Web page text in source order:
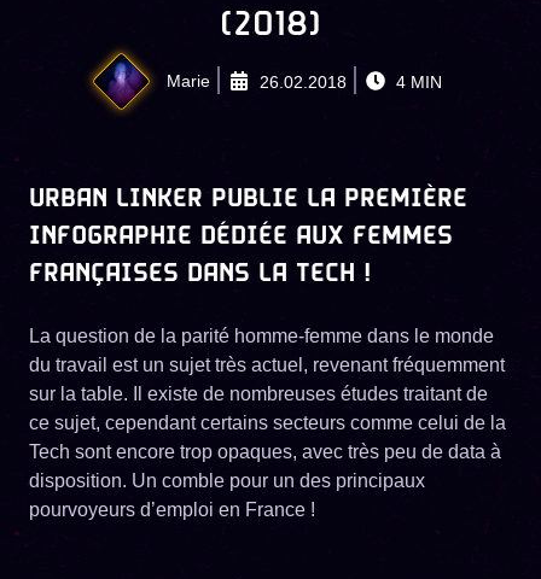
(2018)
Marie 26.02.2018 4MIN
URBAN LINKER PUBLIE LA PREMIÈRE
INFOGRAPHIE DÉDIÉE AUX FEMMES
FRANÇAISES DANS LA TECH !
La question de la parité homme-femme dans le monde
du travail est un sujet très actuel, revenant fréquemment
sur la table. Il existe de nombreuses études traitant de
ce sujet, cependant certains secteurs comme celui de la
Tech sont encore trop opaques, avec très peu de data à
disposition. Un comble pour un des principaux
pourvoyeurs d’emploi en France !